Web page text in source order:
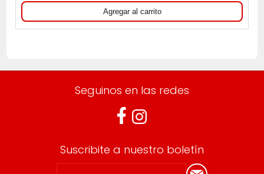
Seguinos en las redes
Suscribite a nuestro boletín